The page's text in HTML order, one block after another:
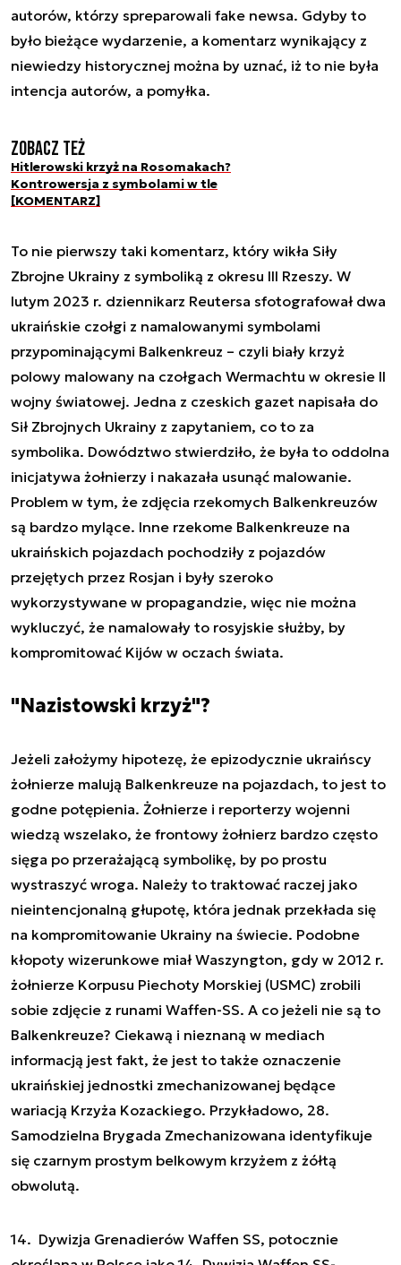
autorów, którzy spreparowali fake newsa. Gdyby to
było bieżące wydarzenie, a komentarz wynikający z
niewiedzy historycznej można by uznać, iż to nie była
intencja autorów, a pomyłka.
Zobacz też
Hitlerowski krzyż na Rosomakach?
Kontrowersja z symbolami w tle
[KOMENTARZ]
To nie pierwszy taki komentarz, który wikła Siły
Zbrojne Ukrainy z symboliką z okresu III Rzeszy. W
lutym 2023 r. dziennikarz Reutersa sfotografował dwa
ukraińskie czołgi z namalowanymi symbolami
przypominającymi Balkenkreuz – czyli biały krzyż
polowy malowany na czołgach Wermachtu w okresie II
wojny światowej. Jedna z czeskich gazet napisała do
Sił Zbrojnych Ukrainy z zapytaniem, co to za
symbolika. Dowództwo stwierdziło, że była to oddolna
inicjatywa żołnierzy i nakazała usunąć malowanie.
Problem w tym, że zdjęcia rzekomych Balkenkreuzów
są bardzo mylące. Inne rzekome Balkenkreuze na
ukraińskich pojazdach pochodziły z pojazdów
przejętych przez Rosjan i były szeroko
wykorzystywane w propagandzie, więc nie można
wykluczyć, że namalowały to rosyjskie służby, by
kompromitować Kijów w oczach świata.
"Nazistowski krzyż"?
Jeżeli założymy hipotezę, że epizodycznie ukraińscy
żołnierze malują Balkenkreuze na pojazdach, to jest to
godne potępienia. Żołnierze i reporterzy wojenni
wiedzą wszelako, że frontowy żołnierz bardzo często
sięga po przerażającą symbolikę, by po prostu
wystraszyć wroga. Należy to traktować raczej jako
nieintencjonalną głupotę, która jednak przekłada się
na kompromitowanie Ukrainy na świecie. Podobne
kłopoty wizerunkowe miał Waszyngton, gdy w 2012 r.
żołnierze Korpusu Piechoty Morskiej (USMC) zrobili
sobie zdjęcie z runami Waffen-SS. A co jeżeli nie są to
Balkenkreuze? Ciekawą i nieznaną w mediach
informacją jest fakt, że jest to także oznaczenie
ukraińskiej jednostki zmechanizowanej będące
wariacją Krzyża Kozackiego. Przykładowo, 28.
Samodzielna Brygada Zmechanizowana identyfikuje
się czarnym prostym belkowym krzyżem z żółtą
obwolutą.
14. ​ Dywizja Grenadierów Waffen SS, potocznie